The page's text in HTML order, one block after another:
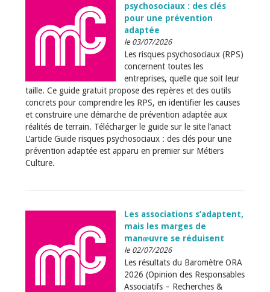
psychosociaux : des clés
pour une prévention
adaptée
le 03/07/2026
Les risques psychosociaux (RPS)
concernent toutes les
entreprises, quelle que soit leur
taille. Ce guide gratuit propose des repères et des outils
concrets pour comprendre les RPS, en identifier les causes
et construire une démarche de prévention adaptée aux
réalités de terrain. Télécharger le guide sur le site l’anact
L’article Guide risques psychosociaux : des clés pour une
prévention adaptée est apparu en premier sur Métiers
Culture.
Les associations s’adaptent,
mais les marges de
manœuvre se réduisent
le 02/07/2026
Les résultats du Baromètre ORA
2026 (Opinion des Responsables
Associatifs – Recherches &